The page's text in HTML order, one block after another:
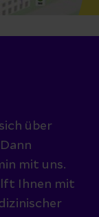
über
mit uns.
Ihnen mit